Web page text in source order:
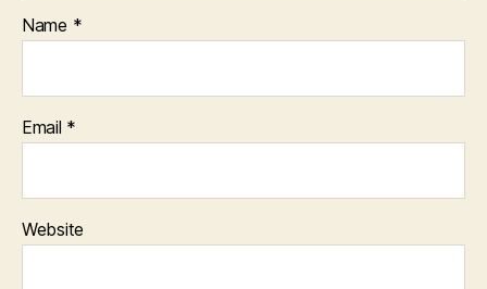
Name *
Email *
Website